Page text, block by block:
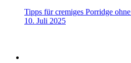
Tipps für cremiges Porridge
10. Juli 2025